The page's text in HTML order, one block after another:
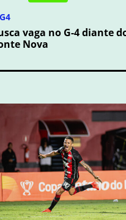
vaga no G-4 diante
Nova